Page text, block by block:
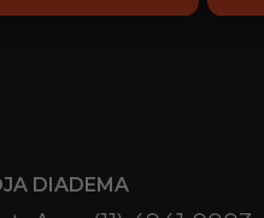
DIADEMA